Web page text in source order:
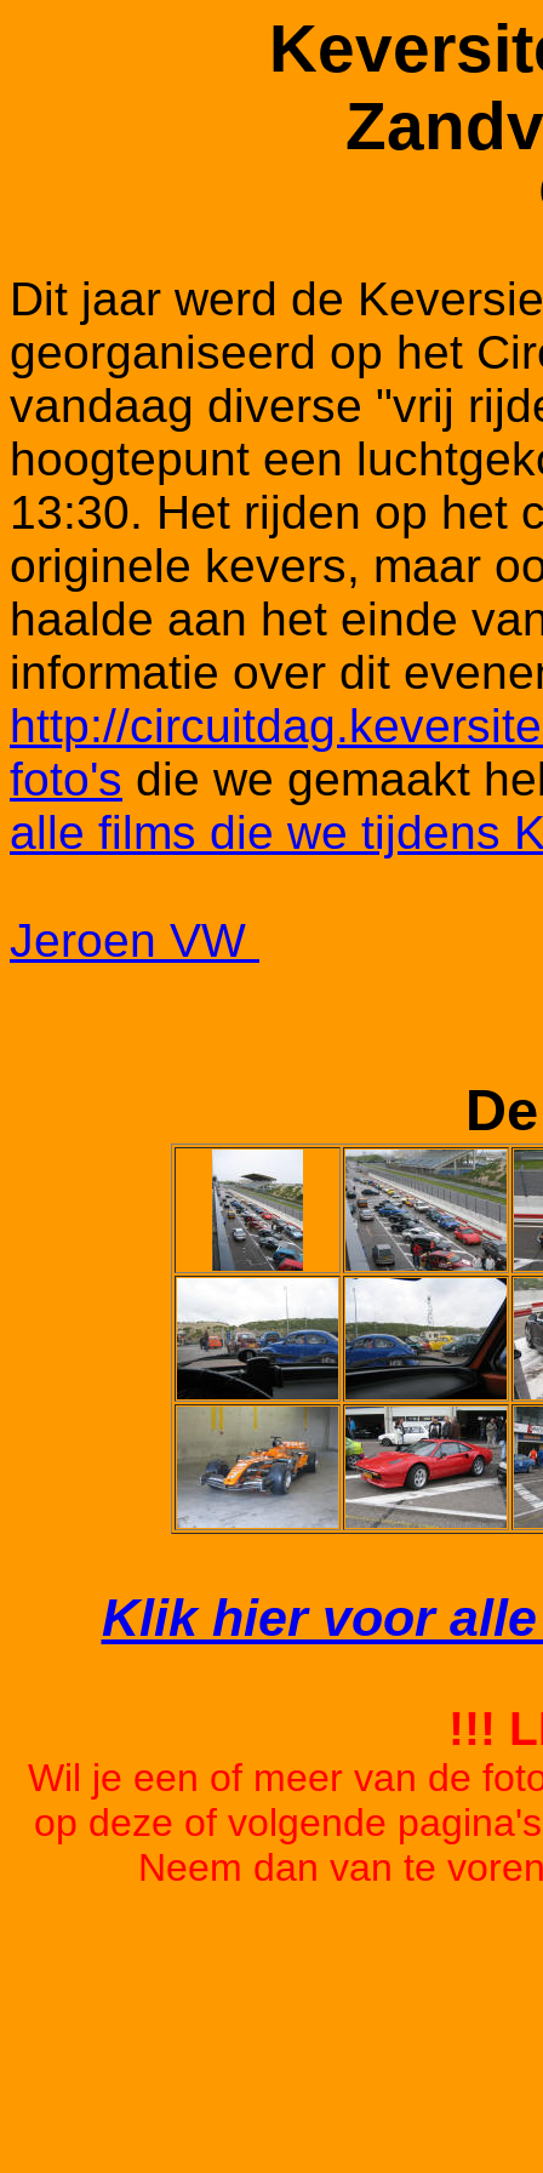
Dit jaar werd de
georganiseerd op het
vandaag diverse "vrij
hoogtepunt een
13:30. Het rijden op het
originele kevers, maar
haalde aan het einde
informatie over dit
http://
foto's die we gemaakt
alle films die we tijdens
Jeroen VW
Klik hier voor
!!!
Wil je een of meer van de
op deze of volgende
Neem dan van te